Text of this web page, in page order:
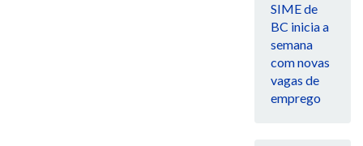
SIME de
BC inicia a
semana
com novas
vagas de
emprego